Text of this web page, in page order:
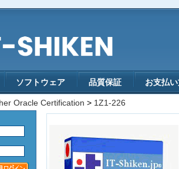
ソフトウェア 品質保証 お支払
Oracle Certification > 1Z1-226